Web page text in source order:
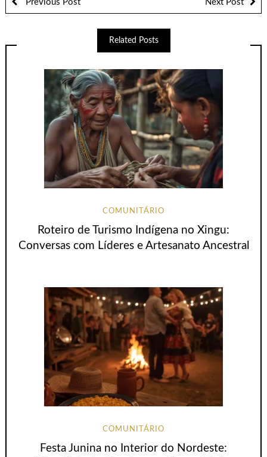
Previous Post Next Post
Related Posts
COMUNITÁRIO
Roteiro de Turismo Indígena no Xingu:
Conversas com Líderes e Artesanato Ancestral
COMUNITÁRIO
Festa Junina no Interior do Nordeste: